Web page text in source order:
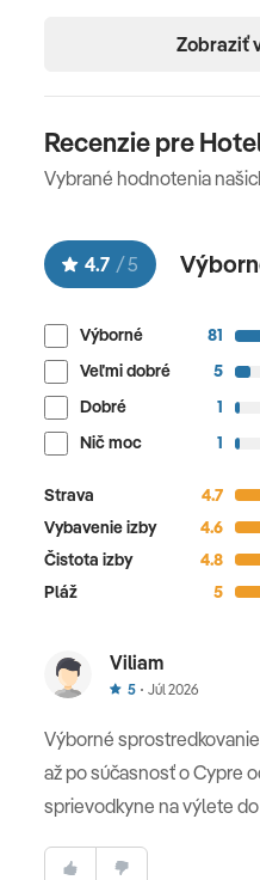
Zobraziť
Recenzie pre
Vybrané hodnotenia
4.7 /5
Výborné
81
Veľmi dobré
5
Dobré
1
Nič moc
1
Strava
4.7
Vybavenie izby
4.6
Čistota izby
4.8
Pláž
5
Viliam
5 Júl 2026
Výborné
až po súčasnosť o Cypre
sprievodkyne na výlete do